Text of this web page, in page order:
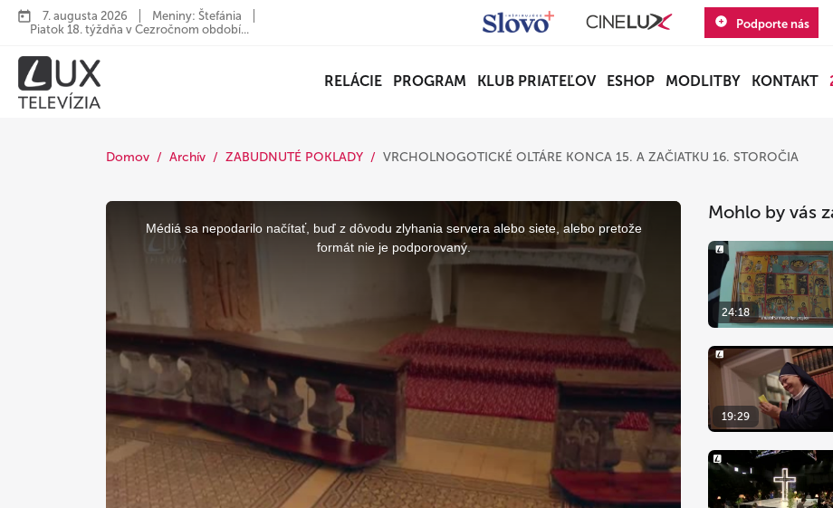
7. augusta 2026
Meniny: Štefánia
Piatok 18. týždňa v Cezročnom období...
Podporte nás
RELÁCIE PROGRAM KLUB PRIATEĽOV ESHOP MODLITBY KONTAKT
Domov Archív ZABUDNUTÉ POKLADY VRCHOLNOGOTICKÉ OLTÁRE KONCA 15. A ZAČIATKU 16. STOROČIA
This
Médiá sa nepodarilo načítať, buď z dôvodu zlyhania servera alebo siete, alebo pretože
formát nie je podporovaný.
Mohlo by vás
24:18
19:29